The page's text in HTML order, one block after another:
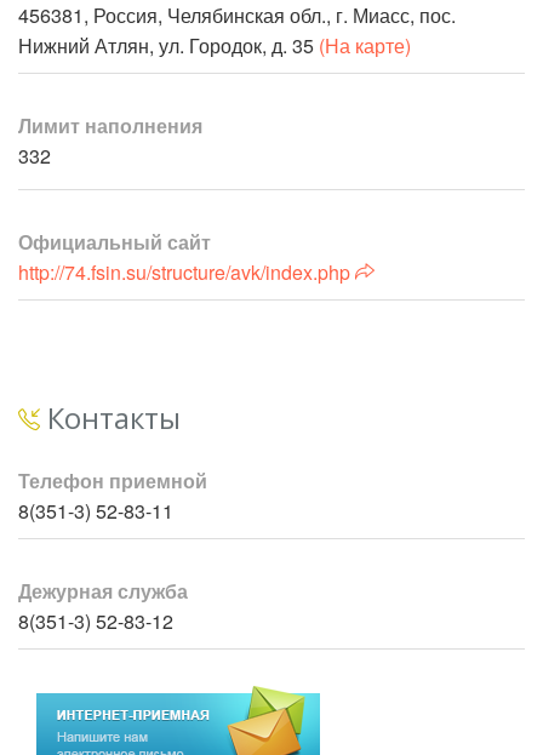
456381, Россия, Челябинская обл., г. Миасс, пос.
Нижний Атлян, ул. Городок, д. 35 (На карте)
Лимит наполнения
332
Официальный сайт
http://74.fsin.su/structure/avk/index.php
Контакты
Телефон приемной
8(351-3) 52-83-11
Дежурная служба
8(351-3) 52-83-12